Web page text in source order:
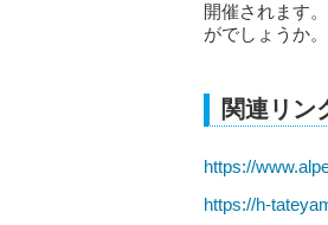
開催されます
がでしょうか。
関連リン
https://
https://h-